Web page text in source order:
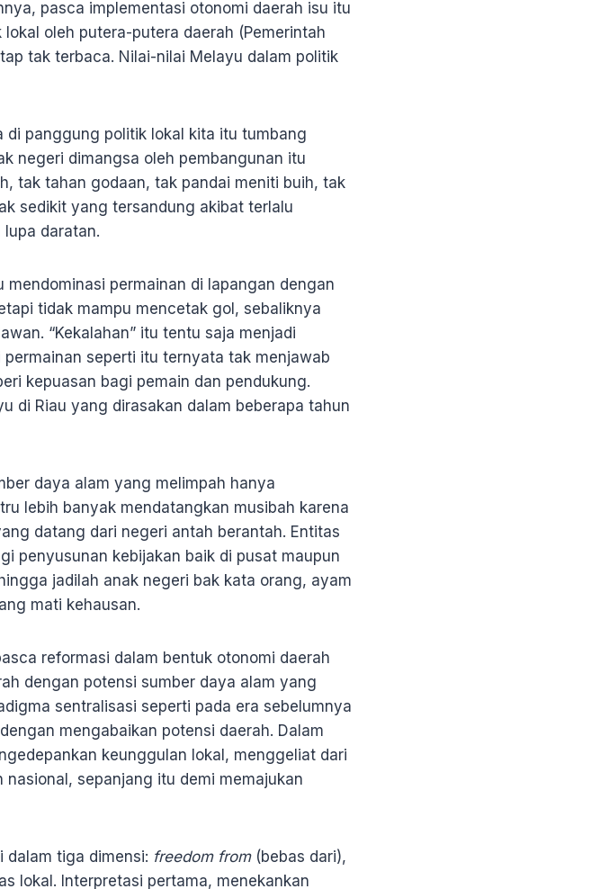
pasca implementasi otonomi daerah isu itu
oleh putera-putera daerah (Pemerintah
tak terbaca. Nilai-nilai Melayu dalam politik
panggung politik lokal kita itu tumbang
negeri dimangsa oleh pembangunan itu
tak tahan godaan, tak pandai meniti buih, tak
sedikit yang tersandung akibat terlalu
daratan.
permainan di lapangan dengan
tidak mampu mencetak gol, sebaliknya
“Kekalahan” itu tentu saja menjadi
seperti itu ternyata tak menjawab
kepuasan bagi pemain dan pendukung.
di Riau yang dirasakan dalam beberapa tahun
daya alam yang melimpah hanya
lebih banyak mendatangkan musibah karena
datang dari negeri antah berantah. Entitas
penyusunan kebijakan baik di pusat maupun
jadilah anak negeri bak kata orang, ayam
mati kehausan.
reformasi dalam bentuk otonomi daerah
dengan potensi sumber daya alam yang
sentralisasi seperti pada era sebelumnya
mengabaikan potensi daerah. Dalam
keunggulan lokal, menggeliat dari
sepanjang itu demi memajukan
dalam tiga dimensi: freedom from(bebas dari),
lokal. Interpretasi pertama, menekankan